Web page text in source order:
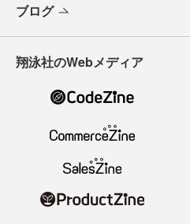
ブログ
翔泳社のWebメディア